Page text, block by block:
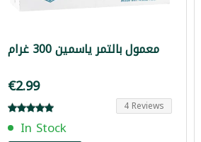
معمول بالتمر ياسمين 300 غرام
€2.99
4 Reviews
In Stock